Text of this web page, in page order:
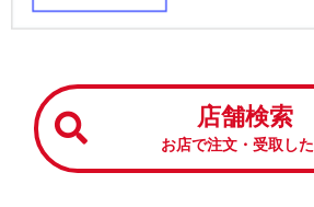
店舗検索
お店で注文・受取し